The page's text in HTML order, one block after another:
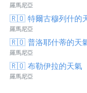
羅馬尼亞
🇷🇴 特爾古穆列什的
羅馬尼亞
🇷🇴 普洛耶什蒂的天
羅馬尼亞
🇷🇴 布勒伊拉的天氣
羅馬尼亞